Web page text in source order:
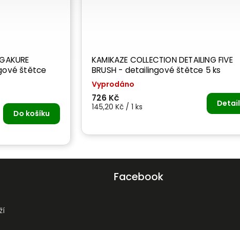
štětce
Do košíku
KAMIKAZE COLLECTION DETAILING FIVE
BRUSH - detailingové štětce 5 ks
Vyprodáno
726 Kč
145,20 Kč / 1 ks Detail
Facebook